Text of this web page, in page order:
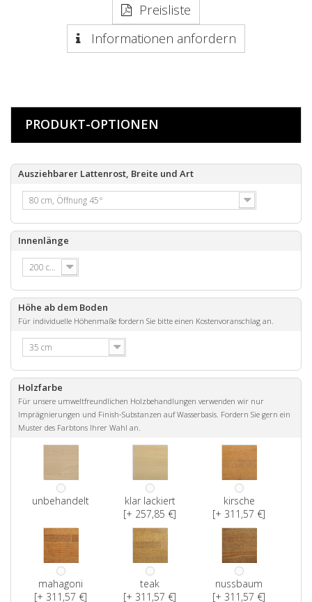
Preisliste
Informationen anfordern
PRODUKT-OPTIONEN
Ausziehbarer Lattenrost, Breite und Art
80 cm, Öffnung 45°
Innenlänge
200 cm
Höhe ab dem Boden
Für individuelle Höhenmaße fordern Sie bitte einen Kostenvoranschlag an.
35 cm
Holzfarbe
Für unsere umweltfreundlichen Holzbehandlungen verwenden wir nur
Imprägnierungen und Finish-Substanzen auf Wasserbasis. Fordern Sie gern ein
Muster des Farbtons Ihrer Wahl an.
unbehandelt
klar lackiert
[+ 257,85 €]
kirsche
[+ 311,57 €]
mahagoni
[+ 311,57 €]
teak
[+ 311,57 €]
nussbaum
[+ 311,57 €]